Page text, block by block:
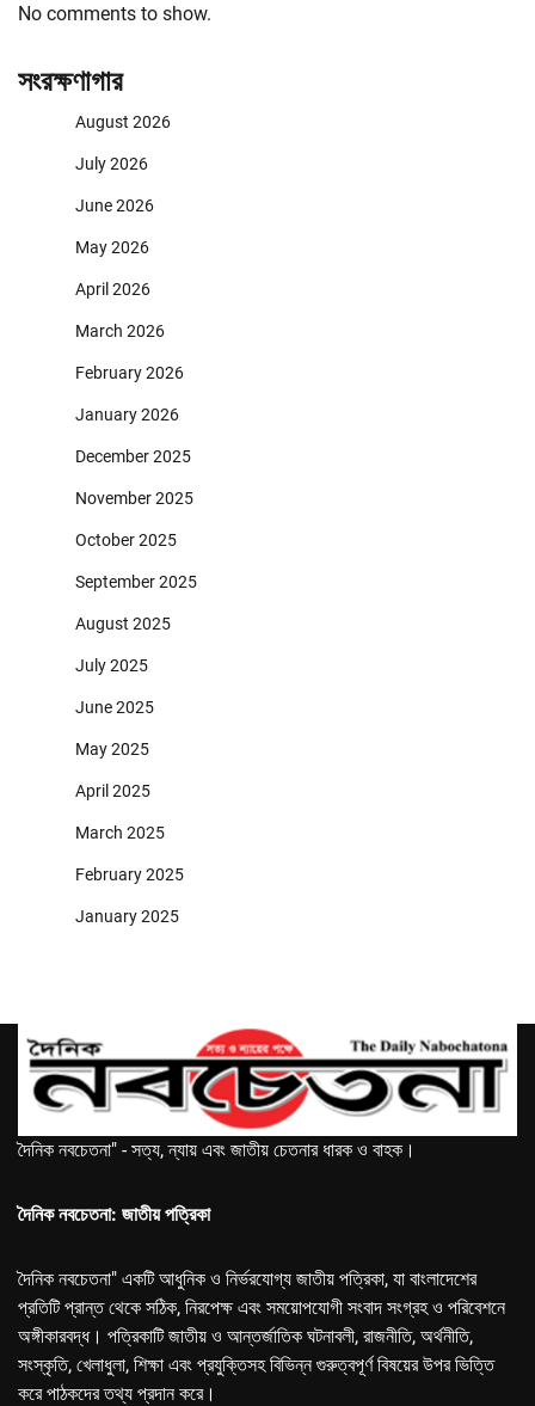
No comments to show.
সংরক্ষণাগার
August 2026
July 2026
June 2026
May 2026
April 2026
March 2026
February 2026
January 2026
December 2025
November 2025
October 2025
September 2025
August 2025
July 2025
June 2025
May 2025
April 2025
March 2025
February 2025
January 2025
দৈনিক নবচেতনা" - সত্য, ন্যায় এবং জাতীয় চেতনার ধারক ও বাহক।
দৈনিক নবচেতনা: জাতীয় পত্রিকা
দৈনিক নবচেতনা" একটি আধুনিক ও নির্ভরযোগ্য জাতীয় পত্রিকা, যা বাংলাদেশের
প্রতিটি প্রান্ত থেকে সঠিক, নিরপেক্ষ এবং সময়োপযোগী সংবাদ সংগ্রহ ও পরিবেশনে
অঙ্গীকারবদ্ধ। পত্রিকাটি জাতীয় ও আন্তর্জাতিক ঘটনাবলী, রাজনীতি, অর্থনীতি,
সংস্কৃতি, খেলাধুলা, শিক্ষা এবং প্রযুক্তিসহ বিভিন্ন গুরুত্বপূর্ণ বিষয়ের উপর ভিত্তি
করে পাঠকদের তথ্য প্রদান করে।